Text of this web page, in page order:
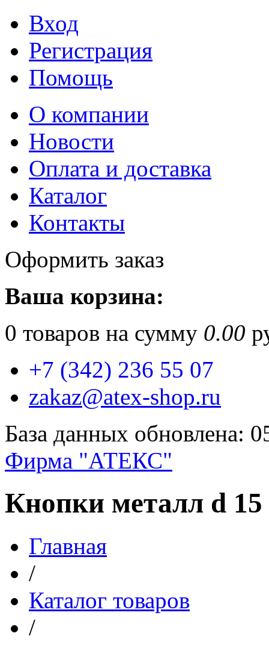
Вход
Регистрация
Помощь
О компании
Новости
Оплата и доставка
Каталог
Контакты
Оформить заказ
Ваша корзина:
0 товаров на сумму 0.00
+7 (342) 236 55 07
zakaz@atex-shop.ru
База данных обновлена:
Фирма "АТЕКС"
Кнопки металл d
Главная
/
Каталог товаров
/